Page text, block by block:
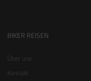
BIKER REISEN
Über uns
Kontakt